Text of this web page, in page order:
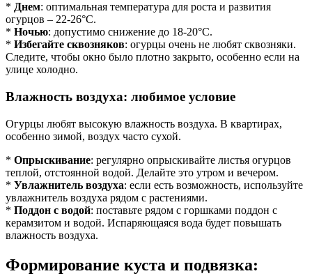
* Днем: оптимальная температура для роста и развития
огурцов – 22-26°C.
* Ночью: допустимо снижение до 18-20°C.
* Избегайте сквозняков: огурцы очень не любят сквозняки.
Следите, чтобы окно было плотно закрыто, особенно если на
улице холодно.
Влажность воздуха: любимое условие
Огурцы любят высокую влажность воздуха. В квартирах,
особенно зимой, воздух часто сухой.
* Опрыскивание: регулярно опрыскивайте листья огурцов
теплой, отстоянной водой. Делайте это утром и вечером.
* Увлажнитель воздуха: если есть возможность, используйте
увлажнитель воздуха рядом с растениями.
* Поддон с водой: поставьте рядом с горшками поддон с
керамзитом и водой. Испаряющаяся вода будет повышать
влажность воздуха.
Формирование куста и подвязка: